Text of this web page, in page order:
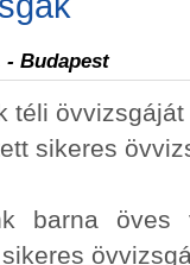
- Budapest
téli
sikeres
barna